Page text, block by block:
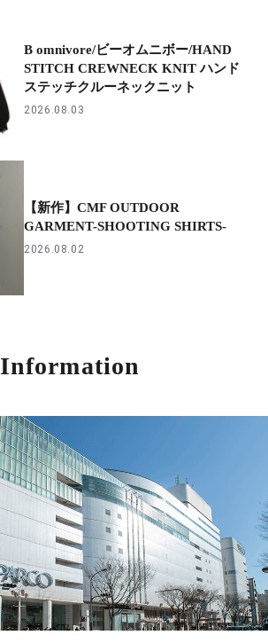
B omnivore/ビーオムニボー/HAND
STITCH CREWNECK KNIT ハンド
ステッチクルーネックニット
2026.08.03
【新作】CMF OUTDOOR
GARMENT-SHOOTING SHIRTS-
2026.08.02
Information